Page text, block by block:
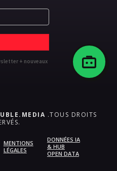
+ nouveaux
.TOUS DROITS
MENTIONS
LÉGALES
DONNÉES IA
& HUB
OPEN DATA